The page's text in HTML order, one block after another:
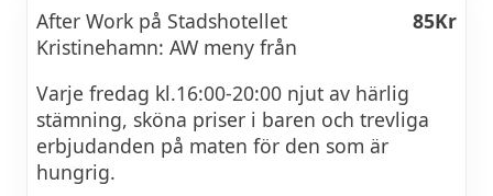
After Work på Stadshotellet
Kristinehamn: AW meny från
85Kr
Varje fredag kl.16:00-20:00 njut av härlig
stämning, sköna priser i baren och trevliga
erbjudanden på maten för den som är
hungrig.